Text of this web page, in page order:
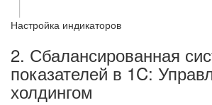
Настройка индикаторов
2. Сбалансированная
показателей в 1C:
холдингом